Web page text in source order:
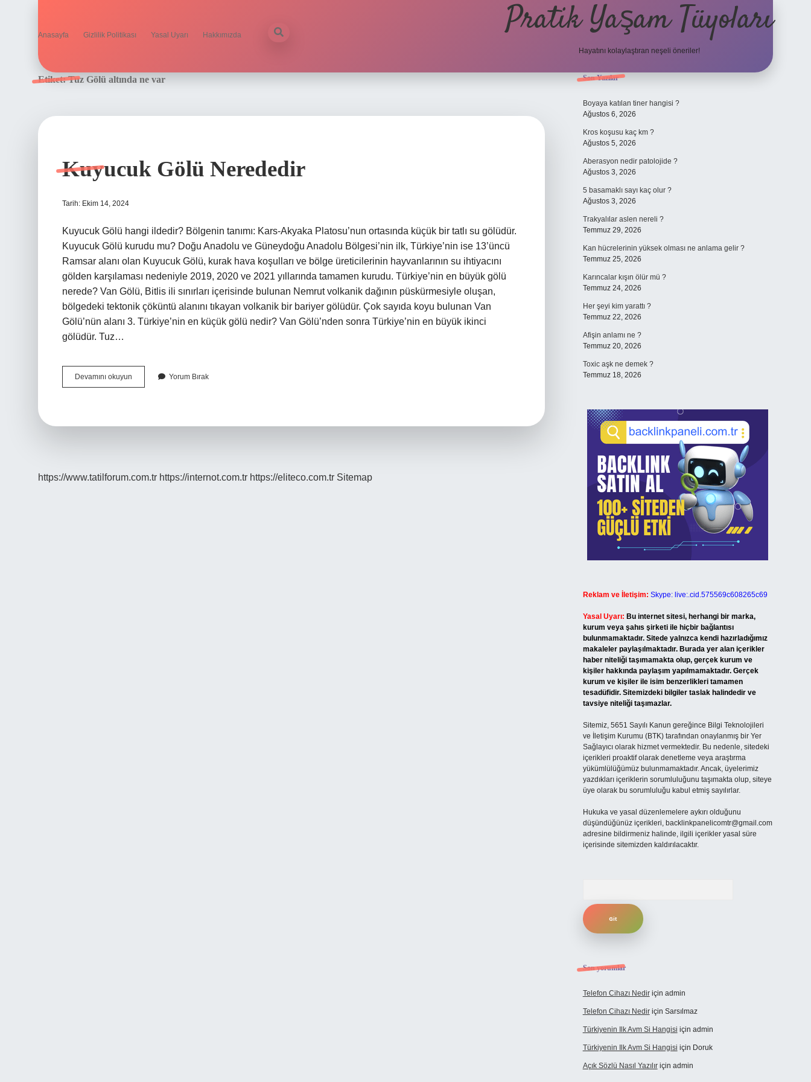
Anasayfa Gizlilik Politikası Yasal Uyarı Hakkımızda Pratik Yaşam Tüyoları
Hayatını kolaylaştıran neşeli öneriler!
Etiket:Tuz Gölü altında ne var
Kuyucuk Gölü Nerededir
Tarih: Ekim 14, 2024
Kuyucuk Gölü hangi ildedir? Bölgenin tanımı: Kars-Akyaka Platosu’nun ortasında küçük bir tatlı su gölüdür.
Kuyucuk Gölü kurudu mu? Doğu Anadolu ve Güneydoğu Anadolu Bölgesi’nin ilk, Türkiye’nin ise 13’üncü
Ramsar alanı olan Kuyucuk Gölü, kurak hava koşulları ve bölge üreticilerinin hayvanlarının su ihtiyacını
gölden karşılaması nedeniyle 2019, 2020 ve 2021 yıllarında tamamen kurudu. Türkiye’nin en büyük gölü
nerede? Van Gölü, Bitlis ili sınırları içerisinde bulunan Nemrut volkanik dağının püskürmesiyle oluşan,
bölgedeki tektonik çöküntü alanını tıkayan volkanik bir bariyer gölüdür. Çok sayıda koyu bulunan Van
Gölü’nün alanı 3. Türkiye’nin en küçük gölü nedir? Van Gölü’nden sonra Türkiye’nin en büyük ikinci
gölüdür. Tuz…
Devamını okuyun Kuyucuk
Gölü
Yorum Bırak
https://www.tatilforum.com.tr https://internot.com.tr https://eliteco.com.tr Sitemap
Sidebar
Son Yazılar
Boyaya katılan tiner hangisi ?
Ağustos 6, 2026
Kros koşusu kaç km ?
Ağustos 5, 2026
Aberasyon nedir patolojide ?
Ağustos 3, 2026
5 basamaklı sayı kaç olur ?
Ağustos 3, 2026
Trakyalılar aslen nereli ?
Temmuz 29, 2026
Kan hücrelerinin yüksek olması ne anlama gelir ?
Temmuz 25, 2026
Karıncalar kışın ölür mü ?
Temmuz 24, 2026
Her şeyi kim yarattı ?
Temmuz 22, 2026
Afişin anlamı ne ?
Temmuz 20, 2026
Toxic aşk ne demek ?
Temmuz 18, 2026
Reklam ve İletişim: Skype: live:.cid.575569c608265c69
Yasal Uyarı: Bu internet sitesi, herhangi bir marka,
kurum veya şahıs şirketi ile hiçbir bağlantısı
bulunmamaktadır. Sitede yalnızca kendi hazırladığımız
makaleler paylaşılmaktadır. Burada yer alan içerikler
haber niteliği taşımamakta olup, gerçek kurum ve
kişiler hakkında paylaşım yapılmamaktadır. Gerçek
kurum ve kişiler ile isim benzerlikleri tamamen
tesadüfidir. Sitemizdeki bilgiler taslak halindedir ve
tavsiye niteliği taşımazlar.
Sitemiz, 5651 Sayılı Kanun gereğince Bilgi Teknolojileri
ve İletişim Kurumu (BTK) tarafından onaylanmış bir Yer
Sağlayıcı olarak hizmet vermektedir. Bu nedenle, sitedeki
içerikleri proaktif olarak denetleme veya araştırma
yükümlülüğümüz bulunmamaktadır. Ancak, üyelerimiz
yazdıkları içeriklerin sorumluluğunu taşımakta olup, siteye
üye olarak bu sorumluluğu kabul etmiş sayılırlar.
Hukuka ve yasal düzenlemelere aykırı olduğunu
düşündüğünüz içerikleri, backlinkpanelicomtr@gmail.com
adresine bildirmeniz halinde, ilgili içerikler yasal süre
içerisinde sitemizden kaldırılacaktır.
Son yorumlar
Telefon Cihazı Nediriçin admin
Telefon Cihazı Nediriçin Sarsılmaz
Türkiyenin Ilk Avm Si Hangisi için admin
Türkiyenin Ilk Avm Si Hangisi için Doruk
Açık Sözlü Nasıl Yazılıriçin admin